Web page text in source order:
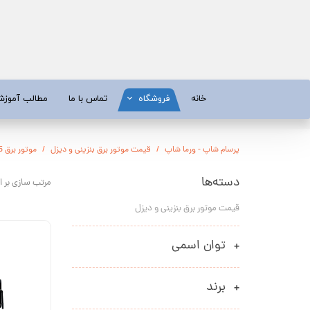
خانه فروشگاه
آبسردکن و دستگاه تصفیه آب
ابزار و قطعات
تماس با ما مطالب
تیلر
شناور
ابزار
پرسام شاپ - ورما شاپ قیمت موتور برق بنزینی و دیزل موتور برق 5.5 کیلووات
دسته‌ها
قیمت موتور برق بنزینی و دیزل
توان اسمی
برند
مرتب سازی